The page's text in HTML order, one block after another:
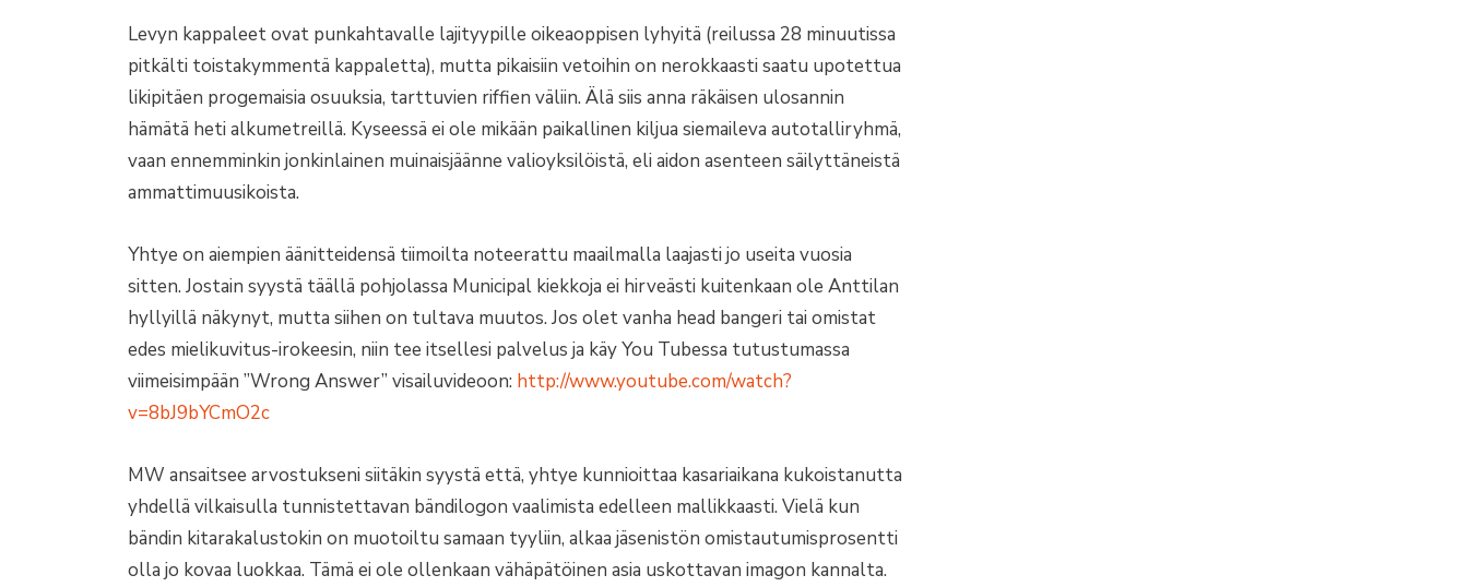
Levyn kappaleet ovat punkahtavalle lajityypille oikeaoppisen lyhyitä (reilussa 28 minuutissa
pitkälti toistakymmentä kappaletta), mutta pikaisiin vetoihin on nerokkaasti saatu upotettua
likipitäen progemaisia osuuksia, tarttuvien riffien väliin. Älä siis anna räkäisen ulosannin
hämätä heti alkumetreillä. Kyseessä ei ole mikään paikallinen kiljua siemaileva autotalliryhmä,
vaan ennemminkin jonkinlainen muinaisjäänne valioyksilöistä, eli aidon asenteen säilyttäneistä
ammattimuusikoista.
Yhtye on aiempien äänitteidensä tiimoilta noteerattu maailmalla laajasti jo useita vuosia
sitten. Jostain syystä täällä pohjolassa Municipal kiekkoja ei hirveästi kuitenkaan ole Anttilan
hyllyillä näkynyt, mutta siihen on tultava muutos. Jos olet vanha head bangeri tai omistat
edes mielikuvitus-irokeesin, niin tee itsellesi palvelus ja käy You Tubessa tutustumassa
viimeisimpään ”Wrong Answer” visailuvideoon: http://www.youtube.com/watch?
v=8bJ9bYCmO2c
MW ansaitsee arvostukseni siitäkin syystä että, yhtye kunnioittaa kasariaikana kukoistanutta
yhdellä vilkaisulla tunnistettavan bändilogon vaalimista edelleen mallikkaasti. Vielä kun
bändin kitarakalustokin on muotoiltu samaan tyyliin, alkaa jäsenistön omistautumisprosentti
olla jo kovaa luokkaa. Tämä ei ole ollenkaan vähäpätöinen asia uskottavan imagon kannalta.